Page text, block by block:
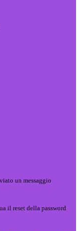
un messaggio
il reset della password